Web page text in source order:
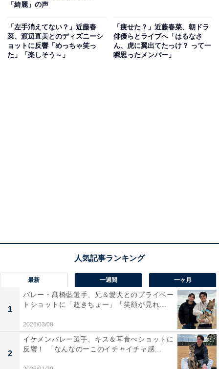
「綺麗」の声
「左手消えてない？」近藤春
菜、渡辺直美とのディズニーシ
ョットに反響「めっちゃ笑っ
た」「楽しそう～」
「痩せた？」近藤春菜、朝ドラ
俳優らとライブへ「はるなさ
ん、虎に翼出てたっけ？ って一
瞬思ったメンバー」
最新 一週間 一ヶ月
1
バレー・髙橋藍選手、兄＆愛犬とのプライベー
トショットに「超きちょー」「笑顔が見れ...
2026/03/08
2
イケメンバレー選手、キス＆耳食べショットに
反響！ 「なんなのーこのイチャイチャ感...